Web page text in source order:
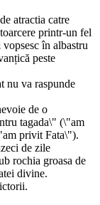
atractia catre
printr-un fel
în albastru
peste
nu va raspunde
de o
tagada\" (\"am
privit Fata\").
de zile
rochia groasa de
divine.